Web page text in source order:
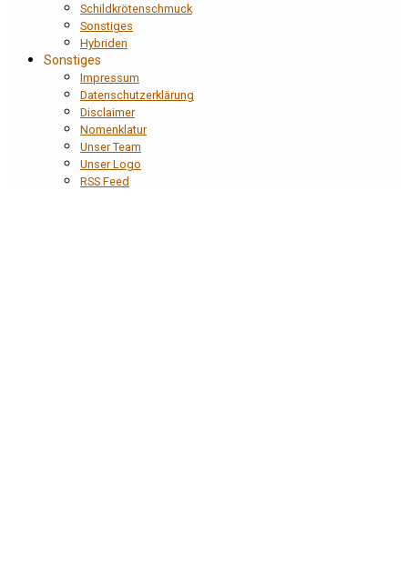
Schildkrötenschmuck
Sonstiges
Hybriden
Sonstiges
Impressum
Datenschutzerklärung
Disclaimer
Nomenklatur
Unser Team
Unser Logo
RSS Feed